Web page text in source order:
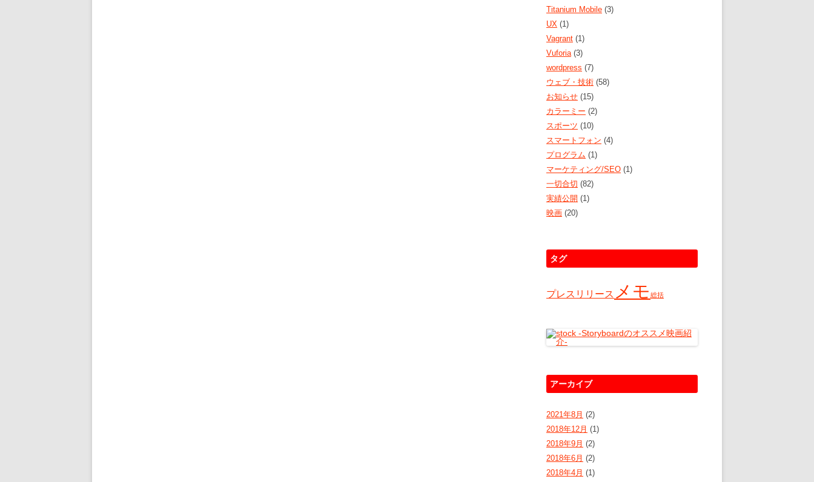
Titanium Mobile (3)
UX (1)
Vagrant (1)
Vuforia(3)
wordpress (7)
ウェブ・技術 (58)
お知らせ (15)
カラーミー (2)
スポーツ (10)
スマートフォン (4)
プログラム (1)
マーケティング/SEO (1)
一切合切 (82)
実績公開 (1)
映画 (20)
タグ
プレスリリース メモ 総括
アーカイブ
2021年8月 (2)
2018年12月 (1)
2018年9月 (2)
2018年6月 (2)
2018年4月 (1)